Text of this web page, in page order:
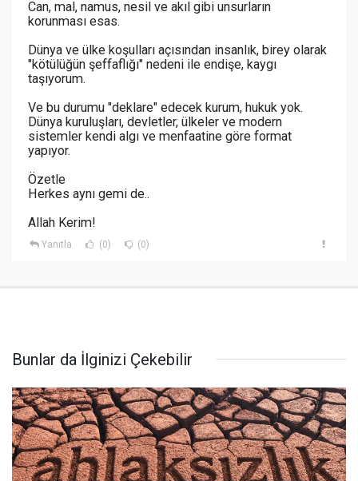
Can, mal, namus, nesil ve akıl gibi unsurların
korunması esas.
Dünya ve ülke koşulları açısından insanlık, birey olarak
"kötülüğün şeffaflığı" nedeni ile endişe, kaygı
taşıyorum.
Ve bu durumu "deklare" edecek kurum, hukuk yok.
Dünya kuruluşları, devletler, ülkeler ve modern
sistemler kendi algı ve menfaatine göre format
yapıyor.
Özetle
Herkes aynı gemi de..
Allah Kerim!
Yanıtla (0) (0)
Bunlar da İlginizi Çekebilir